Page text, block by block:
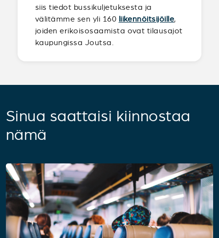
siis tiedot bussikuljetuksesta ja
välitämme sen yli 160 liikennöitsijöille,
joiden erikoisosaamista ovat tilausajot
kaupungissa Joutsa.
Sinua saattaisi kiinnostaa
nämä